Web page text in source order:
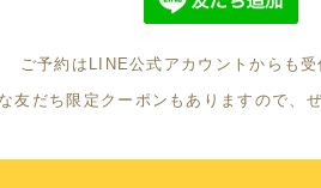
ご予約はLINE公式アカウントからも受
友だち限定クーポンもありますので、